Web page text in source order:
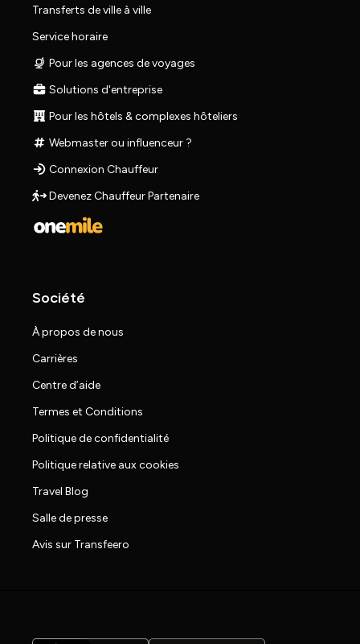
Transferts de ville à ville
Service horaire
Pour les agences de voyages
Solutions d'entreprise
Pour les hôtels & complexes hôteliers
Webmaster ou influenceur ?
Connexion Chauffeur
Devenez Chauffeur Partenaire
Société
À propos de nous
Carrières
Centre d’aide
Termes et Conditions
Politique de confidentialité
Politique relative aux cookies
Travel Blog
Salle de presse
Avis sur Transfeero